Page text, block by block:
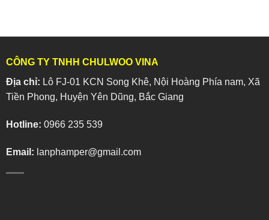
CÔNG TY TNHH CHULWOO VINA
Địa chỉ: Lô FJ-01 KCN Song Khê, Nội Hoàng Phía nam, Xã
Tiền Phong, Huyện Yên Dũng, Bắc Giang
Hotline: 0966 235 539
Email: lanphamper@gmail.com